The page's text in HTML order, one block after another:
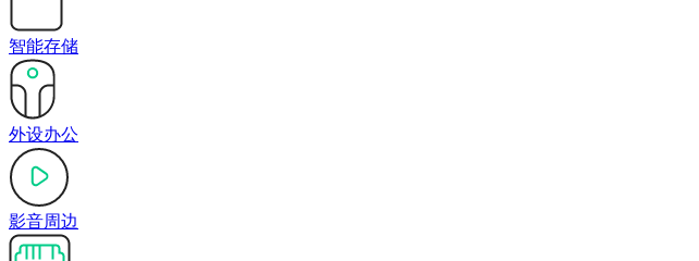
智能存储
外设办公
影音周边